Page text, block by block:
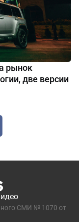
рынок
две версии
СМИ № 1070 от